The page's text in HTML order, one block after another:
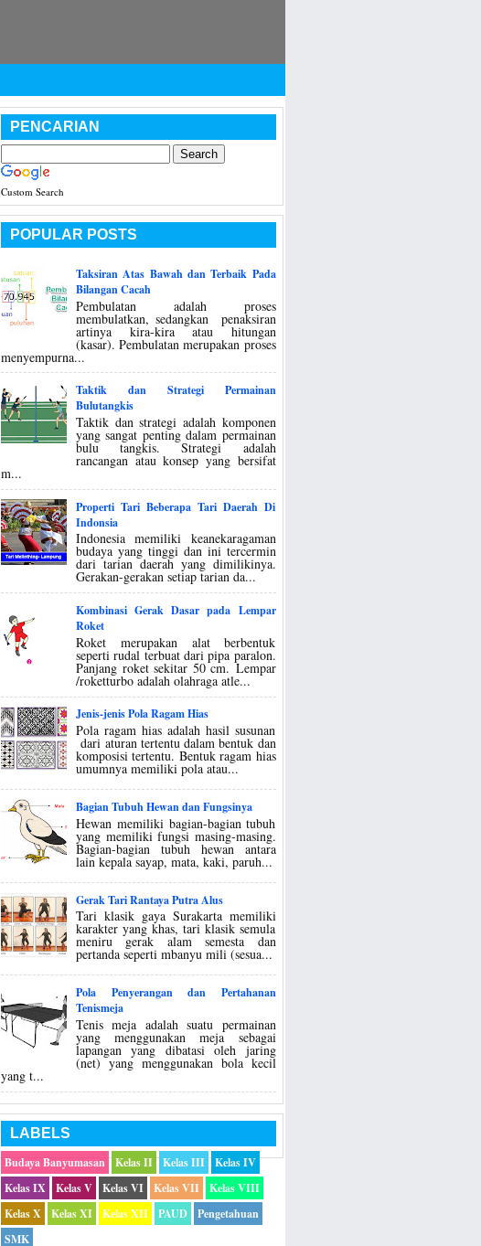
PENCARIAN
Custom Search
POPULAR POSTS
Taksiran Atas Bawah dan Terbaik Pada
Bilangan Cacah
Pembulatan adalah proses
membulatkan, sedangkan penaksiran
artinya kira-kira atau hitungan
(kasar). Pembulatan merupakan proses
menyempurna...
Taktik dan Strategi Permainan
Bulutangkis
Taktik dan strategi adalah komponen
yang sangat penting dalam permainan
bulu tangkis. Strategi adalah
rancangan atau konsep yang bersifat
m...
Properti Tari Beberapa Tari Daerah Di
Indonsia
Indonesia memiliki keanekaragaman
budaya yang tinggi dan ini tercermin
dari tarian daerah yang dimilikinya.
Gerakan-gerakan setiap tarian da...
Kombinasi Gerak Dasar pada Lempar
Roket
Roket merupakan alat berbentuk
seperti rudal terbuat dari pipa paralon.
Panjang roket sekitar 50 cm. Lempar
/roketturbo adalah olahraga atle...
Jenis-jenis Pola Ragam Hias
Pola ragam hias adalah hasil susunan
dari aturan tertentu dalam bentuk dan
komposisi tertentu. Bentuk ragam hias
umumnya memiliki pola atau...
Bagian Tubuh Hewan dan Fungsinya
Hewan memiliki bagian-bagian tubuh
yang memiliki fungsi masing-masing.
Bagian-bagian tubuh hewan antara
lain kepala sayap, mata, kaki, paruh...
Gerak Tari Rantaya Putra Alus
Tari klasik gaya Surakarta memiliki
karakter yang khas, tari klasik semula
meniru gerak alam semesta dan
pertanda seperti mbanyu mili (sesua...
Pola Penyerangan dan Pertahanan
Tenismeja
Tenis meja adalah suatu permainan
yang menggunakan meja sebagai
lapangan yang dibatasi oleh jaring
(net) yang menggunakan bola kecil
yang t...
LABELS
Budaya Banyumasan
Kelas II Kelas III
Kelas IV
Kelas IX
Kelas V Kelas VI Kelas VII
Kelas VIII
Kelas X
Kelas XI Kelas XII PAUD
Pengetahuan
SMK